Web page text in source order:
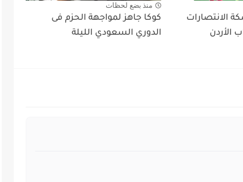
الانتصارات
منذ بضع لحظات
كوكا جاهز لمواجهة الحزم فى
الدوري السعودي الليلة